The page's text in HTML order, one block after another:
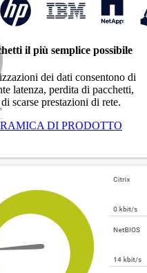
il più semplice possibile
dei dati consentono di
latenza, perdita di pacchetti,
scarse prestazioni di rete.
DI PRODOTTO